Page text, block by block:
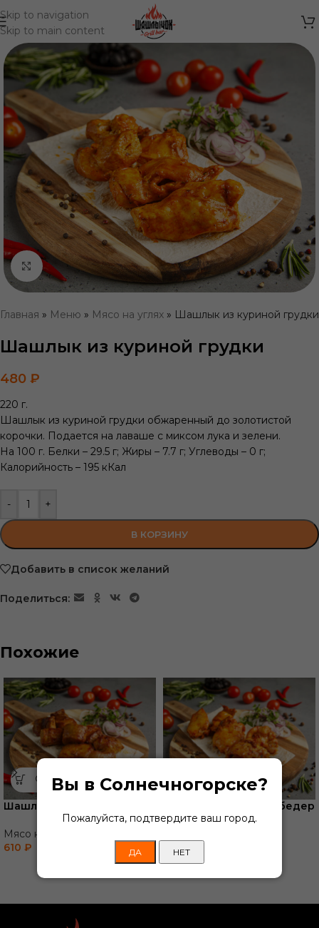
Skip to navigation
Skip to main content
Нажмите, чтобы увеличить
Главная » Меню » Мясо на углях » Шашлык из куриной грудки
Шашлык из куриной грудки
480 ₽
220 г.
Шашлык из куриной грудки обжаренный до золотистой
корочки. Подается на лаваше с миксом лука и зелени.
На 100 г. Белки – 29.5 г; Жиры – 7.7 г; Углеводы – 0 г;
Калорийность – 195 кКал
- +
В КОРЗИНУ
Добавить в список желаний
Поделиться:
Похожие
Шашлык из индейки
Мясо на углях
610 ₽
Шашлык из куриных бедер
480₽
Вы в Солнечногорске?
Пожалуйста, подтвердите ваш город.
ДА НЕТ